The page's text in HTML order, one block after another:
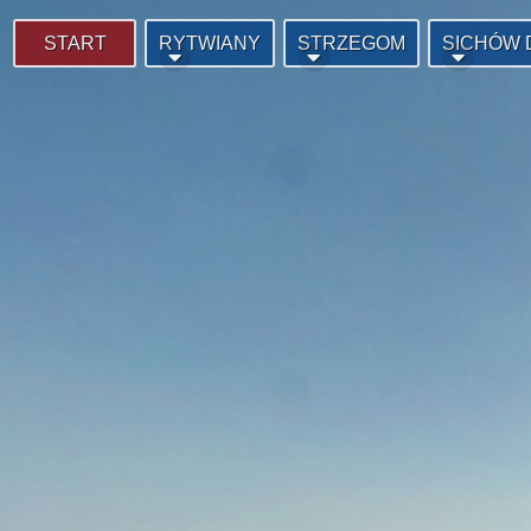
START RYTWIANY STRZEGOM SICHÓW